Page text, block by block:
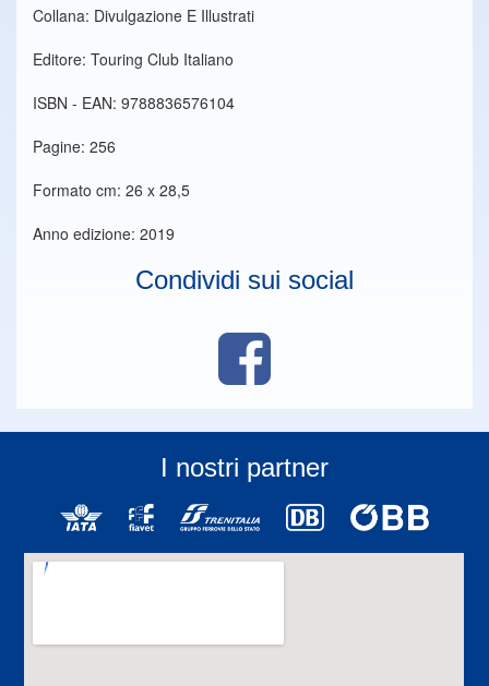
Collana: Divulgazione E Illustrati
Editore: Touring Club Italiano
ISBN - EAN: 9788836576104
Pagine: 256
Formato cm: 26 x 28,5
Anno edizione: 2019
Condividi sui social
I nostri partner